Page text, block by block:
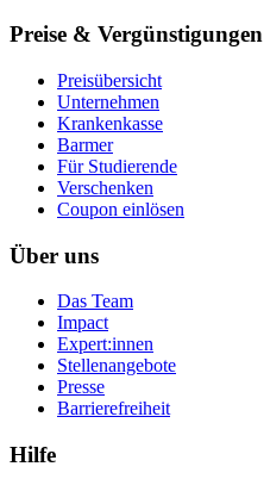
Preise & Vergünstigungen
Preisübersicht
Unternehmen
Krankenkasse
Barmer
Für Studierende
Ver­schen­ken
Coupon einlösen
Über uns
Das Team
Impact
Expert:innen
Stellenangebote
Presse
Barrierefreiheit
Hilfe